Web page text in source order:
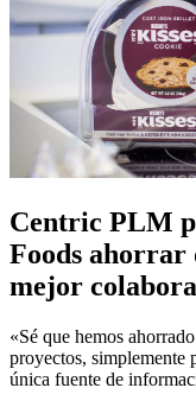
Centric PLM
Foods ahorrar
mejor
«Sé que hemos
proyectos, simplemente
única fuente de